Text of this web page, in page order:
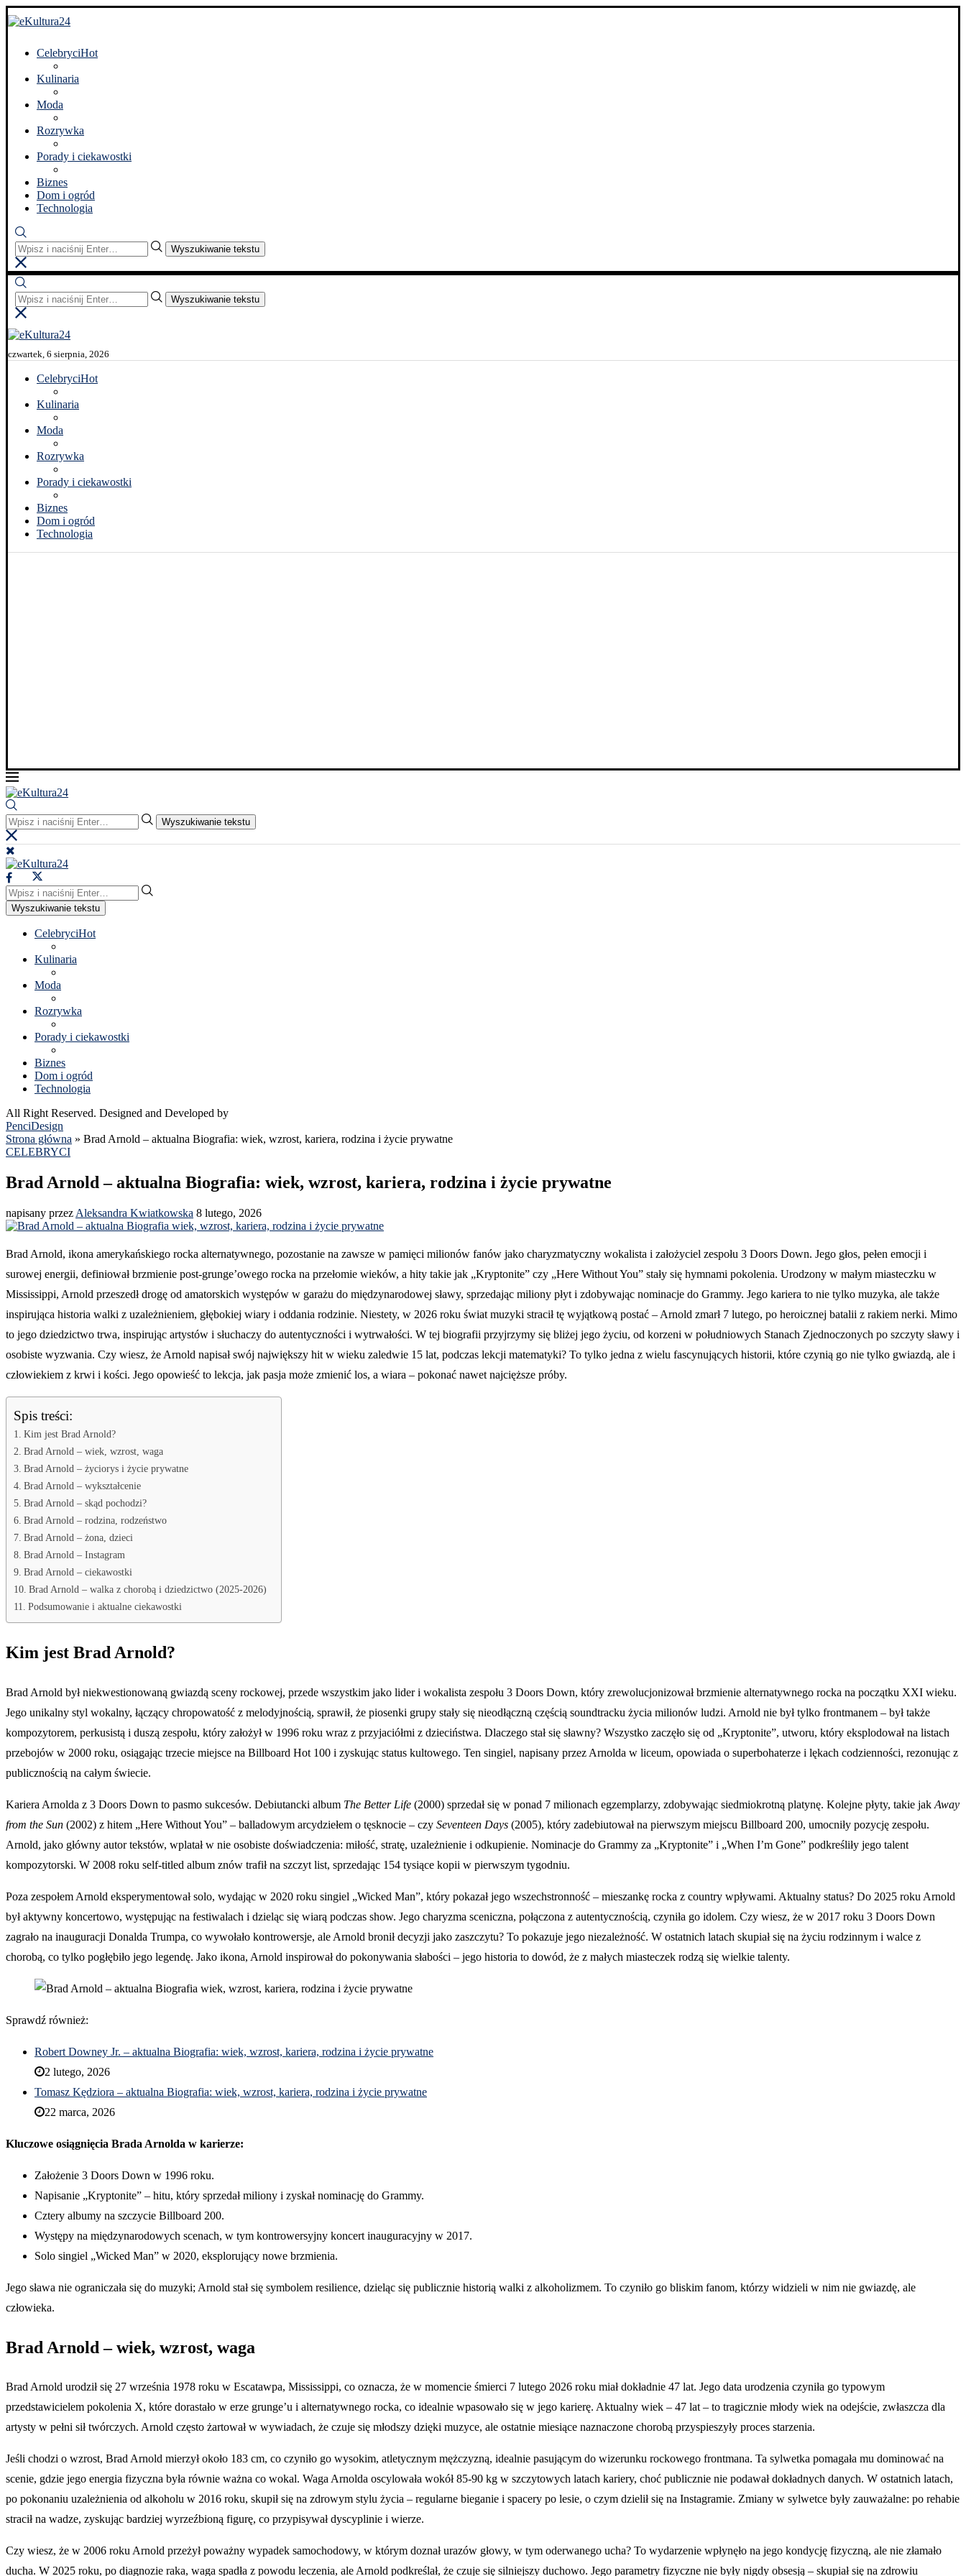
CelebryciHot
Kulinaria
Moda
Rozrywka
Porady i ciekawostki
Biznes
Dom i ogród
Technologia
Wyszukiwanie tekstu
Wyszukiwanie tekstu
czwartek, 6 sierpnia, 2026
CelebryciHot
Kulinaria
Moda
Rozrywka
Porady i ciekawostki
Biznes
Dom i ogród
Technologia
Wyszukiwanie tekstu
Wyszukiwanie tekstu
CelebryciHot
Kulinaria
Moda
Rozrywka
Porady i ciekawostki
Biznes
Dom i ogród
Technologia
All Right Reserved. Designed and Developed by
PenciDesign
Strona główna » Brad Arnold – aktualna Biografia: wiek, wzrost, kariera, rodzina i życie prywatne
CELEBRYCI
Brad Arnold – aktualna Biografia: wiek, wzrost, kariera, rodzina i życie prywatne
napisany przez Aleksandra Kwiatkowska 8 lutego, 2026
Brad Arnold, ikona amerykańskiego rocka alternatywnego, pozostanie na zawsze w pamięci milionów fanów jako charyzmatyczny wokalista i założyciel zespołu 3 Doors Down. Jego głos, pełen emocji i
surowej energii, definiował brzmienie post-grunge’owego rocka na przełomie wieków, a hity takie jak „Kryptonite” czy „Here Without You” stały się hymnami pokolenia. Urodzony w małym miasteczku w
Mississippi, Arnold przeszedł drogę od amatorskich występów w garażu do międzynarodowej sławy, sprzedając miliony płyt i zdobywając nominacje do Grammy. Jego kariera to nie tylko muzyka, ale także
inspirująca historia walki z uzależnieniem, głębokiej wiary i oddania rodzinie. Niestety, w 2026 roku świat muzyki stracił tę wyjątkową postać – Arnold zmarł 7 lutego, po heroicznej batalii z rakiem nerki. Mimo
to jego dziedzictwo trwa, inspirując artystów i słuchaczy do autentyczności i wytrwałości. W tej biografii przyjrzymy się bliżej jego życiu, od korzeni w południowych Stanach Zjednoczonych po szczyty sławy i
osobiste wyzwania. Czy wiesz, że Arnold napisał swój największy hit w wieku zaledwie 15 lat, podczas lekcji matematyki? To tylko jedna z wielu fascynujących historii, które czynią go nie tylko gwiazdą, ale i
człowiekiem z krwi i kości. Jego opowieść to lekcja, jak pasja może zmienić los, a wiara – pokonać nawet najcięższe próby.
Spis treści:
Kim jest Brad Arnold?
Brad Arnold – wiek, wzrost, waga
Brad Arnold – życiorys i życie prywatne
Brad Arnold – wykształcenie
Brad Arnold – skąd pochodzi?
Brad Arnold – rodzina, rodzeństwo
Brad Arnold – żona, dzieci
Brad Arnold – Instagram
Brad Arnold – ciekawostki
Brad Arnold – walka z chorobą i dziedzictwo (2025-2026)
Podsumowanie i aktualne ciekawostki
Kim jest Brad Arnold?
Brad Arnold był niekwestionowaną gwiazdą sceny rockowej, przede wszystkim jako lider i wokalista zespołu 3 Doors Down, który zrewolucjonizował brzmienie alternatywnego rocka na początku XXI wieku.
Jego unikalny styl wokalny, łączący chropowatość z melodyjnością, sprawił, że piosenki grupy stały się nieodłączną częścią soundtracku życia milionów ludzi. Arnold nie był tylko frontmanem – był także
kompozytorem, perkusistą i duszą zespołu, który założył w 1996 roku wraz z przyjaciółmi z dzieciństwa. Dlaczego stał się sławny? Wszystko zaczęło się od „Kryptonite”, utworu, który eksplodował na listach
przebojów w 2000 roku, osiągając trzecie miejsce na Billboard Hot 100 i zyskując status kultowego. Ten singiel, napisany przez Arnolda w liceum, opowiada o superbohaterze i lękach codzienności, rezonując z
publicznością na całym świecie.
Kariera Arnolda z 3 Doors Down to pasmo sukcesów. Debiutancki album The Better Life (2000) sprzedał się w ponad 7 milionach egzemplarzy, zdobywając siedmiokrotną platynę. Kolejne płyty, takie jak Away
from the Sun (2002) z hitem „Here Without You” – balladowym arcydziełem o tęsknocie – czy Seventeen Days (2005), który zadebiutował na pierwszym miejscu Billboard 200, umocniły pozycję zespołu.
Arnold, jako główny autor tekstów, wplatał w nie osobiste doświadczenia: miłość, stratę, uzależnienie i odkupienie. Nominacje do Grammy za „Kryptonite” i „When I’m Gone” podkreśliły jego talent
kompozytorski. W 2008 roku self-titled album znów trafił na szczyt list, sprzedając 154 tysiące kopii w pierwszym tygodniu.
Poza zespołem Arnold eksperymentował solo, wydając w 2020 roku singiel „Wicked Man”, który pokazał jego wszechstronność – mieszankę rocka z country wpływami. Aktualny status? Do 2025 roku Arnold
był aktywny koncertowo, występując na festiwalach i dzieląc się wiarą podczas show. Jego charyzma sceniczna, połączona z autentycznością, czyniła go idolem. Czy wiesz, że w 2017 roku 3 Doors Down
zagrało na inauguracji Donalda Trumpa, co wywołało kontrowersje, ale Arnold bronił decyzji jako zaszczytu? To pokazuje jego niezależność. W ostatnich latach skupiał się na życiu rodzinnym i walce z
chorobą, co tylko pogłębiło jego legendę. Jako ikona, Arnold inspirował do pokonywania słabości – jego historia to dowód, że z małych miasteczek rodzą się wielkie talenty.
Sprawdź również:
Robert Downey Jr. – aktualna Biografia: wiek, wzrost, kariera, rodzina i życie prywatne
2 lutego, 2026
Tomasz Kędziora – aktualna Biografia: wiek, wzrost, kariera, rodzina i życie prywatne
22 marca, 2026
Kluczowe osiągnięcia Brada Arnolda w karierze:
Założenie 3 Doors Down w 1996 roku.
Napisanie „Kryptonite” – hitu, który sprzedał miliony i zyskał nominację do Grammy.
Cztery albumy na szczycie Billboard 200.
Występy na międzynarodowych scenach, w tym kontrowersyjny koncert inauguracyjny w 2017.
Solo singiel „Wicked Man” w 2020, eksplorujący nowe brzmienia.
Jego sława nie ograniczała się do muzyki; Arnold stał się symbolem resilience, dzieląc się publicznie historią walki z alkoholizmem. To czyniło go bliskim fanom, którzy widzieli w nim nie gwiazdę, ale
człowieka.
Brad Arnold – wiek, wzrost, waga
Brad Arnold urodził się 27 września 1978 roku w Escatawpa, Mississippi, co oznacza, że w momencie śmierci 7 lutego 2026 roku miał dokładnie 47 lat. Jego data urodzenia czyniła go typowym
przedstawicielem pokolenia X, które dorastało w erze grunge’u i alternatywnego rocka, co idealnie wpasowało się w jego karierę. Aktualny wiek – 47 lat – to tragicznie młody wiek na odejście, zwłaszcza dla
artysty w pełni sił twórczych. Arnold często żartował w wywiadach, że czuje się młodszy dzięki muzyce, ale ostatnie miesiące naznaczone chorobą przyspieszyły proces starzenia.
Jeśli chodzi o wzrost, Brad Arnold mierzył około 183 cm, co czyniło go wysokim, atletycznym mężczyzną, idealnie pasującym do wizerunku rockowego frontmana. Ta sylwetka pomagała mu dominować na
scenie, gdzie jego energia fizyczna była równie ważna co wokal. Waga Arnolda oscylowała wokół 85-90 kg w szczytowych latach kariery, choć publicznie nie podawał dokładnych danych. W ostatnich latach,
po pokonaniu uzależnienia od alkoholu w 2016 roku, skupił się na zdrowym stylu życia – regularne bieganie i spacery po lesie, o czym dzielił się na Instagramie. Zmiany w sylwetce były zauważalne: po rehabie
stracił na wadze, zyskując bardziej wyrzeźbioną figurę, co przypisywał dyscyplinie i wierze.
Czy wiesz, że w 2006 roku Arnold przeżył poważny wypadek samochodowy, w którym doznał urazów głowy, w tym oderwanego ucha? To wydarzenie wpłynęło na jego kondycję fizyczną, ale nie złamało
ducha. W 2025 roku, po diagnozie raka, waga spadła z powodu leczenia, ale Arnold podkreślał, że czuje się silniejszy duchowo. Jego parametry fizyczne nie były nigdy obsesją – skupiał się na zdrowiu